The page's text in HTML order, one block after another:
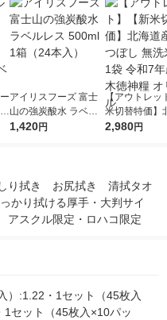
アイリスフーズ 富士
山の強炭酸水 ラベル
レス 500ml 1箱（24
1,420円
【アウトレッ
米切替特価】
ななつぼし 無
2,980円
り拭き　お尻拭き　清拭タオ
かり拭ける厚手・大判サイ
アスクル限定・ロハコ限定
）:1.22・1セット（45枚入
1セット（45枚入×10パッ